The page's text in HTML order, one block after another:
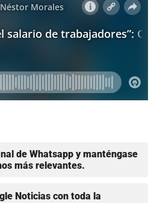
de Whatsapp y manténgase
más relevantes.
Noticias con toda la